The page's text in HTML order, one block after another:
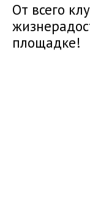
От всего
площадке!